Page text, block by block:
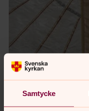
Samtycke